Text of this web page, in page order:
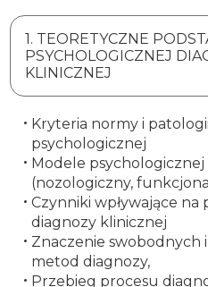
1. TEORETYCZNE PODSTAWY
PSYCHOLOGICZNEJ
KLINICZNEJ
Kryteria normy i
psychologicznej
Modele
(nozologiczny,
Czynniki wpływające na
diagnozy klinicznej
Znaczenie swobodnych
metod diagnozy,
Przebieg procesu